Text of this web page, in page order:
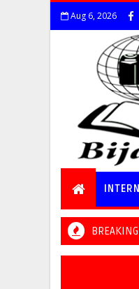
Aug 6, 2026
BREAKING